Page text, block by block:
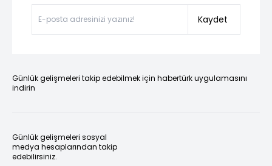
Kaydet
Günlük gelişmeleri takip edebilmek için habertürk uygulamasını
indirin
Günlük gelişmeleri sosyal
medya hesaplarından takip
edebilirsiniz.